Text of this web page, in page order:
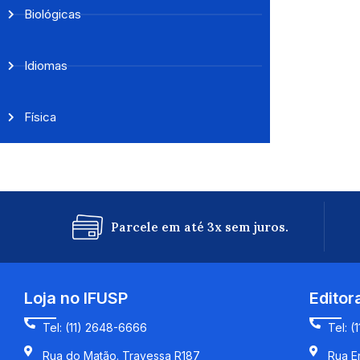
Biológicas
Idiomas
Física
Parcele em até 3x sem juros.
Loja no IFUSP
Tel: (11) 2648-6666
Rua do Matão. Travessa R187
Tel:
Rua